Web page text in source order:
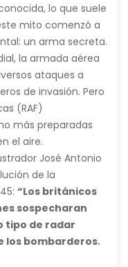
no se ha
entre la
zanahorias y una
lo que suele
mito comenzó a
un arma secreta.
la armada aérea
ataques a
de invasión. Pero
(RAF)
más preparadas
el aire.
José Antonio
de la
“Los británicos
sospecharan
tipo de radar
los bombarderos.
de onda